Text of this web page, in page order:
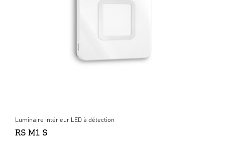
Luminaire intérieur LED à détection
RS M1 S